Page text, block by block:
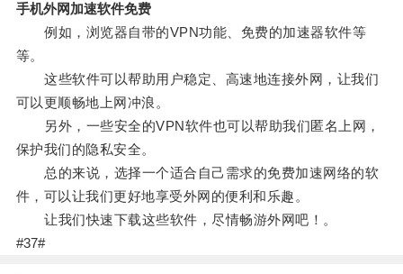
手机外网加速软件免费
例如，浏览器自带的VPN功能、免费的加速器软件等
等。
这些软件可以帮助用户稳定、高速地连接外网，让我们
可以更顺畅地上网冲浪。
另外，一些安全的VPN软件也可以帮助我们匿名上网，
保护我们的隐私安全。
总的来说，选择一个适合自己需求的免费加速网络的软
件，可以让我们更好地享受外网的便利和乐趣。
让我们快速下载这些软件，尽情畅游外网吧！。
#37#